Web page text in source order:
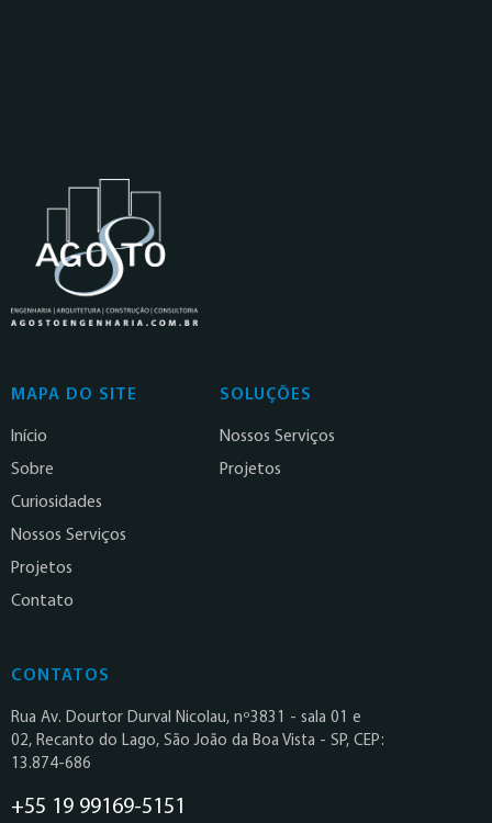
MAPA DO SITE
Início
Sobre
Curiosidades
Nossos Serviços
Projetos
Contato
SOLUÇÕES
Nossos Serviços
Projetos
CONTATOS
Rua Av. Dourtor Durval Nicolau, nº3831 - sala 01 e
02, Recanto do Lago, São João da Boa Vista - SP, CEP:
13.874-686
+55 19 99169-5151